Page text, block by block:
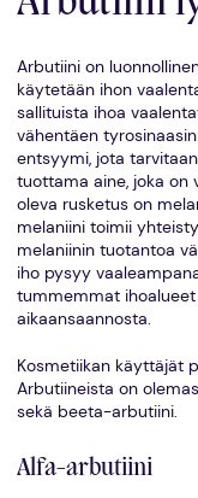
Arbutiini on
käytetään ihon
sallituista ihoa
vähentäen
entsyymi, jota
tuottama aine, joka on
oleva rusketus on
melaniini toimii
melaniinin tuotantoa
iho pysyy
tummemmat
aikaansaannosta.
Kosmetiikan käyttäjät
Arbutiineista on
sekä beeta-arbutiini.
Alfa-arbutiini